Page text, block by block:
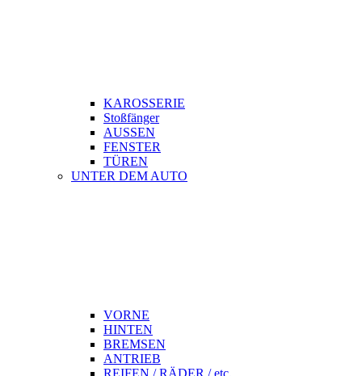
KAROSSERIE
Stoßfänger
AUSSEN
FENSTER
TÜREN
UNTER DEM AUTO
VORNE
HINTEN
BREMSEN
ANTRIEB
REIFEN / RÄDER / etc.